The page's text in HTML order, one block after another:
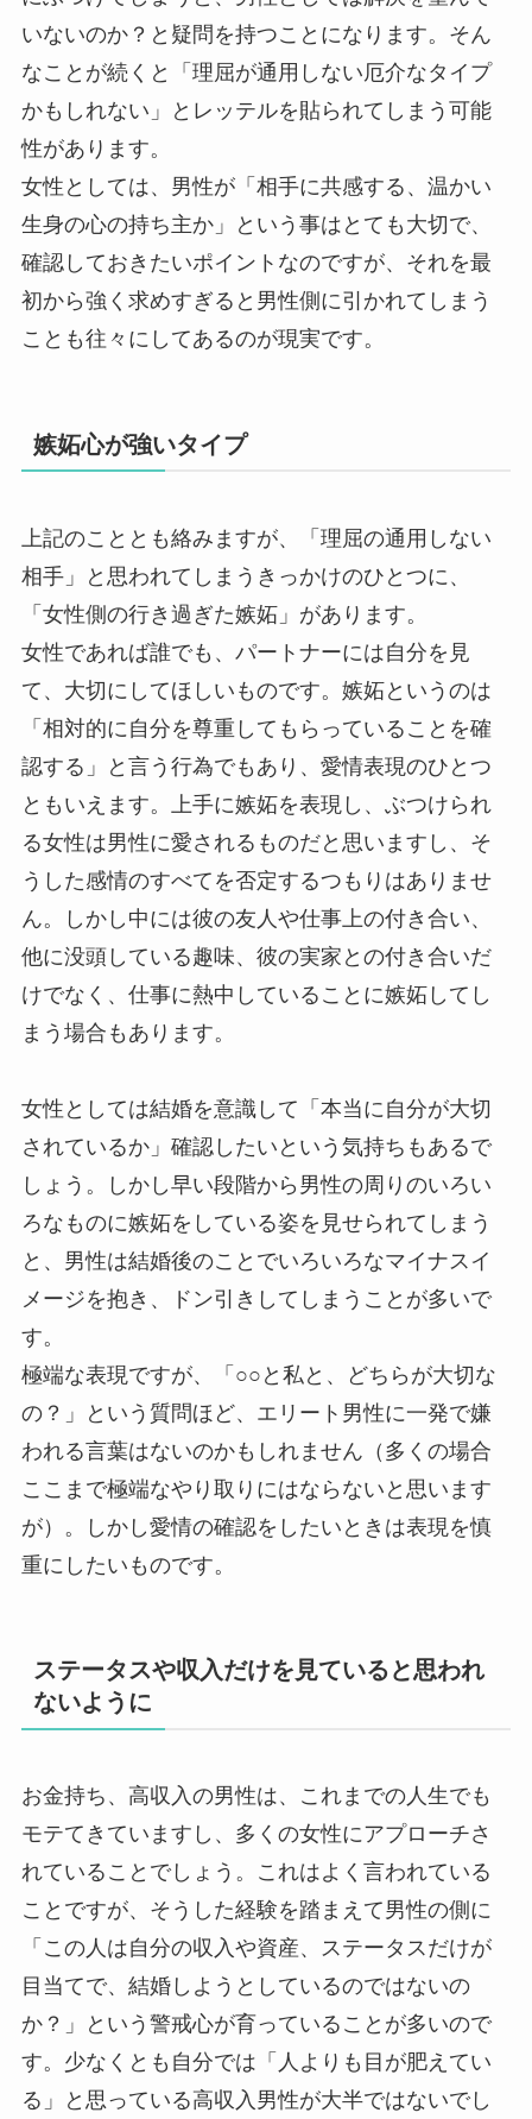
いないのか？と疑問を持つことになります。そん
なことが続くと「理屈が通用しない厄介なタイプ
かもしれない」とレッテルを貼られてしまう可能
性があります。
女性としては、男性が「相手に共感する、温かい
生身の心の持ち主か」という事はとても大切で、
確認しておきたいポイントなのですが、それを最
初から強く求めすぎると男性側に引かれてしまう
ことも往々にしてあるのが現実です。
嫉妬心が強いタイプ
上記のこととも絡みますが、「理屈の通用しない
相手」と思われてしまうきっかけのひとつに、
「女性側の行き過ぎた嫉妬」があります。
女性であれば誰でも、パートナーには自分を見
て、大切にしてほしいものです。嫉妬というのは
「相対的に自分を尊重してもらっていることを確
認する」と言う行為でもあり、愛情表現のひとつ
ともいえます。上手に嫉妬を表現し、ぶつけられ
る女性は男性に愛されるものだと思いますし、そ
うした感情のすべてを否定するつもりはありませ
ん。しかし中には彼の友人や仕事上の付き合い、
他に没頭している趣味、彼の実家との付き合いだ
けでなく、仕事に熱中していることに嫉妬してし
まう場合もあります。
女性としては結婚を意識して「本当に自分が大切
されているか」確認したいという気持ちもあるで
しょう。しかし早い段階から男性の周りのいろい
ろなものに嫉妬をしている姿を見せられてしまう
と、男性は結婚後のことでいろいろなマイナスイ
メージを抱き、ドン引きしてしまうことが多いで
す。
極端な表現ですが、「○○と私と、どちらが大切な
の？」という質問ほど、エリート男性に一発で嫌
われる言葉はないのかもしれません（多くの場合
ここまで極端なやり取りにはならないと思います
が）。しかし愛情の確認をしたいときは表現を慎
重にしたいものです。
ステータスや収入だけを見ていると思われ
ないように
お金持ち、高収入の男性は、これまでの人生でも
モテてきていますし、多くの女性にアプローチさ
れていることでしょう。これはよく言われている
ことですが、そうした経験を踏まえて男性の側に
「この人は自分の収入や資産、ステータスだけが
目当てで、結婚しようとしているのではないの
か？」という警戒心が育っていることが多いので
す。少なくとも自分では「人よりも目が肥えてい
る」と思っている高収入男性が大半ではないでし